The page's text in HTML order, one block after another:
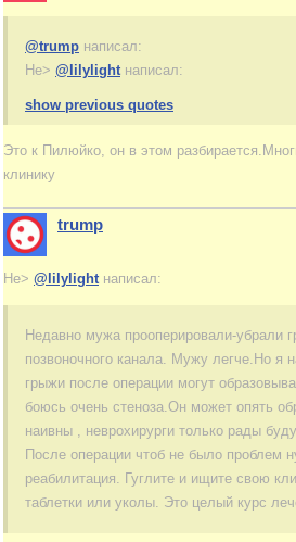
@trump написал:
Не> @lilylightнаписал:
show previous quotes
Это к Пилюйко, он в этом
клинику
trump
Не> @lilylightнаписал:
Недавно мужа прооперировали-убрали
позвоночного канала. Мужу легче.Но я
грыжи после операции могут
боюсь очень стеноза.Он может опять
наивны , неврохирурги только рады
После операции чтоб не было проблем
реабилитация. Гуглите и ищите свою
таблетки или уколы. Это целый курс